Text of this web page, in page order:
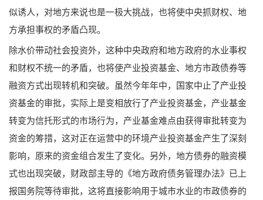
似诱人，对地方来说也是一极大挑战，也将使中央抓财权、地
方承担事权的矛盾凸现。
除水价带动社会投资外，这种中央政府和地方政府的水业事权
和财权不统一的矛盾，也将使产业投资基金、地方市政债券等
融资方式出现转机和突破。虽然今年年中，国家中止了产业投
资基金的审批，实际上是变相放行了产业投资基金，产业基金
转变为信托形式的市场行为，产业基金难点由获得审批转变为
资金的筹措，这对正在运营中的环境产业投资基金产生了深刻
影响，原来的资金组合发生了变化。另外，地方债券的融资模
式也出现突破，财政部主导的《地方政府债务管理办法》已上
报国务院等待审批，这将直接影响用于城市水业的市政债券的